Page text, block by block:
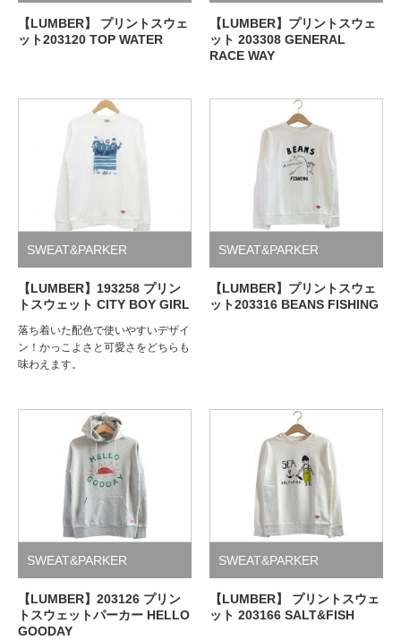
【LUMBER】 プリントスウェ
ット203120 TOP WATER
【LUMBER】プリントスウェ
ット 203308 GENERAL
RACE WAY
SWEAT&PARKER
【LUMBER】193258 プリン
トスウェット CITY BOY GIRL
落ち着いた配色で使いやすいデザイ
ン！かっこよさと可愛さをどちらも
味わえます。
SWEAT&PARKER
【LUMBER】プリントスウェ
ット203316 BEANS FISHING
SWEAT&PARKER
【LUMBER】203126 プリン
トスウェットパーカー HELLO
GOODAY
SWEAT&PARKER
【LUMBER】 プリントスウェ
ット 203166 SALT&FISH